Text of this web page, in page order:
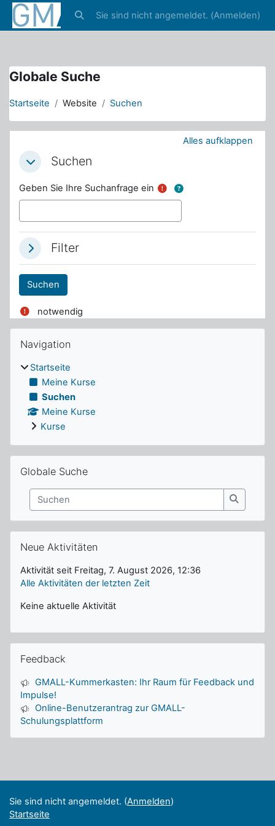
Zum Hauptinhalt
Sucheingabe umschalten
Sie sind nicht angemeldet. (Anmelden)
Globale Suche
Startseite Website Suchen
Alles aufklappen
Suchen
SuchenSuchen
Geben Sie Ihre Suchanfrage ein
Filter
Filter Filter
notwendig
Blöcke
Navigation
Startseite
Meine Kurse
Suchen
Meine Kurse
Kurse
Globale Suche
Suchen
Suchen
Neue Aktivitäten
Aktivität seit Freitag, 7. August 2026, 12:36
Alle Aktivitäten der letzten Zeit
Keine aktuelle Aktivität
Feedback
GMALL-Kummerkasten: Ihr Raum für Feedback und
Impulse!
Online-Benutzerantrag zur GMALL-
Schulungsplattform
Sie sind nicht angemeldet. (Anmelden)
Startseite